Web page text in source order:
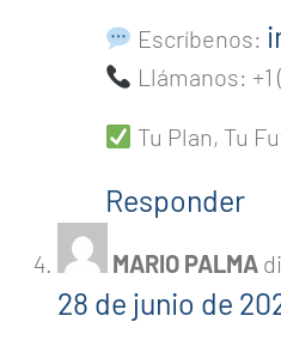
Escríbenos:
Llámanos: +1
Tu Plan, Tu
Responder
MARIO PALMA
28 de junio de